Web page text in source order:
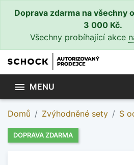
Doprava zdarma na všechny
3 000 Kč.
Všechny probíhající akce
 MENU
Domů Zvýhodněné sety S
DOPRAVA ZDARMA